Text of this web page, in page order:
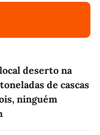
deserto na
de cascas
ninguém